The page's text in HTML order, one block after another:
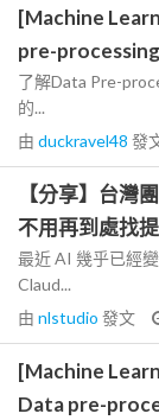
[Machine
pre-
了解Data Pre-
的...
由 duckravel48 發
【分享】台灣
不用再到處找
最近 AI 幾乎已經
Claud...
由 nlstudio 發文
[Machine
Data pre-